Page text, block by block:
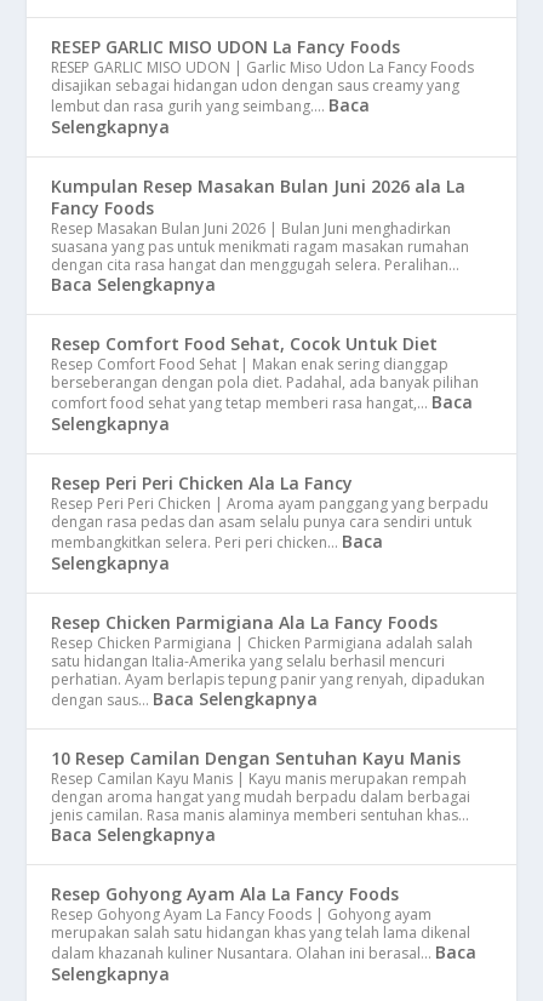
RESEP GARLIC MISO UDON La Fancy Foods
RESEP GARLIC MISO UDON | Garlic Miso Udon La Fancy Foods
disajikan sebagai hidangan udon dengan saus creamy yang
lembut dan rasa gurih yang seimbang.… Baca
Selengkapnya
Kumpulan Resep Masakan Bulan Juni 2026 ala La
Fancy Foods
Resep Masakan Bulan Juni 2026 | Bulan Juni menghadirkan
suasana yang pas untuk menikmati ragam masakan rumahan
dengan cita rasa hangat dan menggugah selera. Peralihan…
Baca Selengkapnya
Resep Comfort Food Sehat, Cocok Untuk Diet
Resep Comfort Food Sehat | Makan enak sering dianggap
berseberangan dengan pola diet. Padahal, ada banyak pilihan
comfort food sehat yang tetap memberi rasa hangat,… Baca
Selengkapnya
Resep Peri Peri Chicken Ala La Fancy
Resep Peri Peri Chicken | Aroma ayam panggang yang berpadu
dengan rasa pedas dan asam selalu punya cara sendiri untuk
membangkitkan selera. Peri peri chicken… Baca
Selengkapnya
Resep Chicken Parmigiana Ala La Fancy Foods
Resep Chicken Parmigiana | Chicken Parmigiana adalah salah
satu hidangan Italia-Amerika yang selalu berhasil mencuri
perhatian. Ayam berlapis tepung panir yang renyah, dipadukan
dengan saus… Baca Selengkapnya
10 Resep Camilan Dengan Sentuhan Kayu Manis
Resep Camilan Kayu Manis | Kayu manis merupakan rempah
dengan aroma hangat yang mudah berpadu dalam berbagai
jenis camilan. Rasa manis alaminya memberi sentuhan khas…
Baca Selengkapnya
Resep Gohyong Ayam Ala La Fancy Foods
Resep Gohyong Ayam La Fancy Foods | Gohyong ayam
merupakan salah satu hidangan khas yang telah lama dikenal
dalam khazanah kuliner Nusantara. Olahan ini berasal… Baca
Selengkapnya